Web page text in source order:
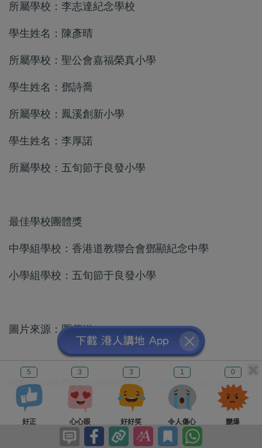
所屬學校：李志達紀念學校
學生姓名：陳彥晴
所屬學校：聖公會嘉福榮真小學
學生姓名：鄧詩喬
所屬學校：鳳溪創新小學
學生姓名：李厚諾
所屬學校：五旬節于良發小學
最佳學校團體獎
中學組學校：香港道教聯合會鄧顯紀念中學
小學組學校：五旬節于良發小學
圖片來源：圈傳媒
請Follow我們的YouTube頻道： https://bit.ly/2kgU8qg
下載我們的手機應用程式，收看第一手精彩內容：
5
好正
3
心心眼
3
好好笑
1
令人傷心
0
嬲爆